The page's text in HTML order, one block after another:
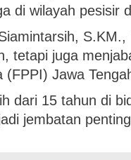
di wilayah pesisir
tetapi juga
Jawa
dari 15 tahun di
jembatan